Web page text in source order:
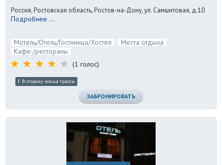
Россия, Ростовская область, Ростов-на-Дону, ул. Самшитовая, д.10
Подробнее ...
Мотель/Отель/Гостиница/Хостел
Места отдыха
Кафе /рестораны
(1 голос)
В сторону конца трассы
ЗАБРОНИРОВАТЬ